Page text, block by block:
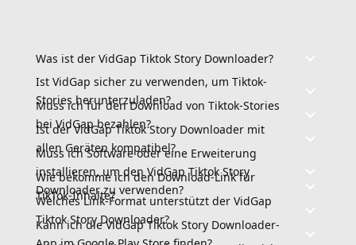
Was ist der VidGap Tiktok Story Downloader?
Ist VidGap sicher zu verwenden, um Tiktok-
Stories herunterzuladen?
Muss ich für den Download von Tiktok-Stories
bei VidGap bezahlen?
Ist der VidGap Tiktok Story Downloader mit
allen Geräten kompatibel?
Muss ich Software oder eine Erweiterung
installieren, um den VidGap Tiktok Story
Downloader zu verwenden?
Wie bekomme ich den Download-Link für
TikTok-Inhalte?
Welches Link-Format unterstützt der VidGap
Tiktok Story Downloader?
Kann ich die VidGap Tiktok Story Downloader-